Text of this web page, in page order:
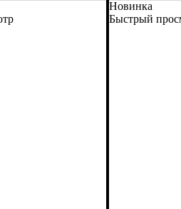
Новинка
Быстрый